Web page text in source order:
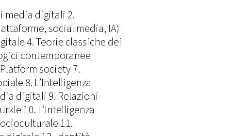
media digitali 2.
social media, IA)
4. Teorie classiche dei
contemporanee
society 7.
8. L’Intelligenza
digitali 9. Relazioni
10. L’Intelligenza
11.